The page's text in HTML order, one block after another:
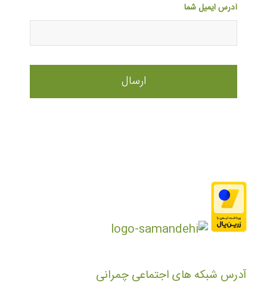
آدرس ایمیل شما
آدرس شبکه های اجتماعی چمرانی